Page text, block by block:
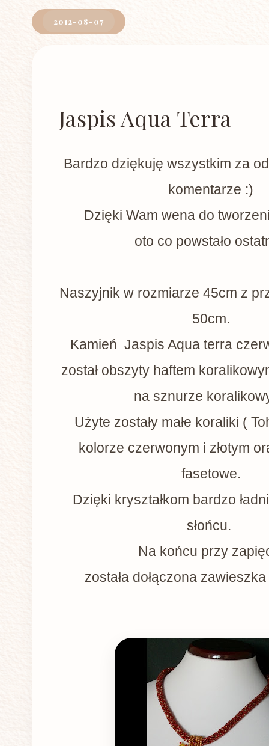
2012-08-07
Jaspis Aqua Terra
Bardzo dziękuję wszystkim za
komentarze :)
Dzięki Wam wena do
oto co powstało
Naszyjnik w rozmiarze 45cm z
50cm.
Kamień Jaspis Aqua terra
został obszyty haftem
na sznurze
Użyte zostały małe koraliki (
kolorze czerwonym i złotym
fasetowe.
Dzięki kryształkom bardzo
słońcu.
Na końcu przy
została dołączona